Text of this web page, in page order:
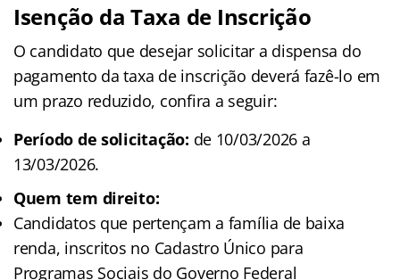
Isenção da Taxa de Inscrição
O candidato que desejar solicitar a dispensa do
pagamento da taxa de inscrição deverá fazê-lo em
um prazo reduzido, confira a seguir:
Período de solicitação: de 10/03/2026 a
13/03/2026.
Quem tem direito:
Candidatos que pertençam a família de baixa
renda, inscritos no Cadastro Único para
Programas Sociais do Governo Federal